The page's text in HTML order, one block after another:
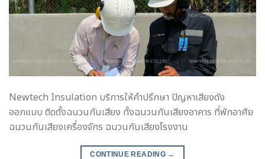
Newtech Insulation บริการให้คำปรึกษา ปัญหาเสียงดัง
ออกแบบ ติดตั้งฉนวนกันเสียง ทั้งฉนวนกันเสียงอาคาร ที่พักอาศัย
ฉนวนกันเสียงเครื่องจักร ฉนวนกันเสียงโรงงาน
CONTINUE READING →